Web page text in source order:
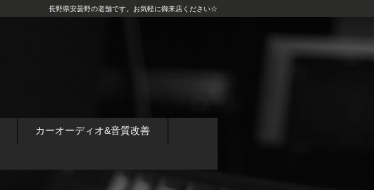
長野県安曇野の老舗です。お気軽に御来店ください☆
カーオーディオ&音質改善